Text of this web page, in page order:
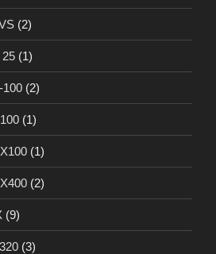
(2)
(1)
100 (2)
(1)
(1)
(2)
(9)
(3)